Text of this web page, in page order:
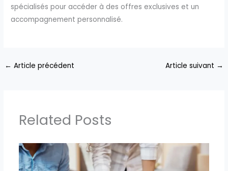
spécialisés pour accéder à des offres exclusives et un
accompagnement personnalisé.
← Article précédent Article suivant →
Related Posts